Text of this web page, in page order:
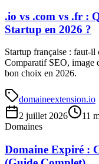
.io vs .com vs .fr :
Startup en 2026 ?
Startup française : faut-
Comparatif SEO, image
bon choix en 2026.
domaineextension.io
2 juillet 2026
11
Domaines
Domaine Expiré :